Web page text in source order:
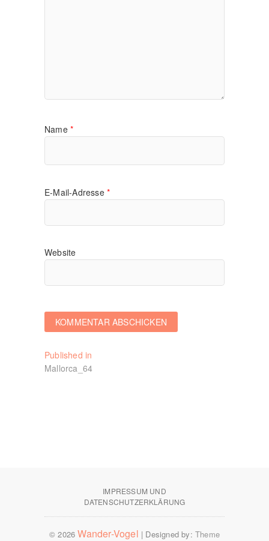
Name *
E-Mail-Adresse *
Website
Beitragsnavigation
Published in
Mallorca_64
IMPRESSUM UND
DATENSCHUTZERKLÄRUNG
© 2026Wander-Vogel | Designed by: Theme